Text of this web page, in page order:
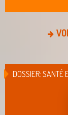
DOSSIER: SANTÉ